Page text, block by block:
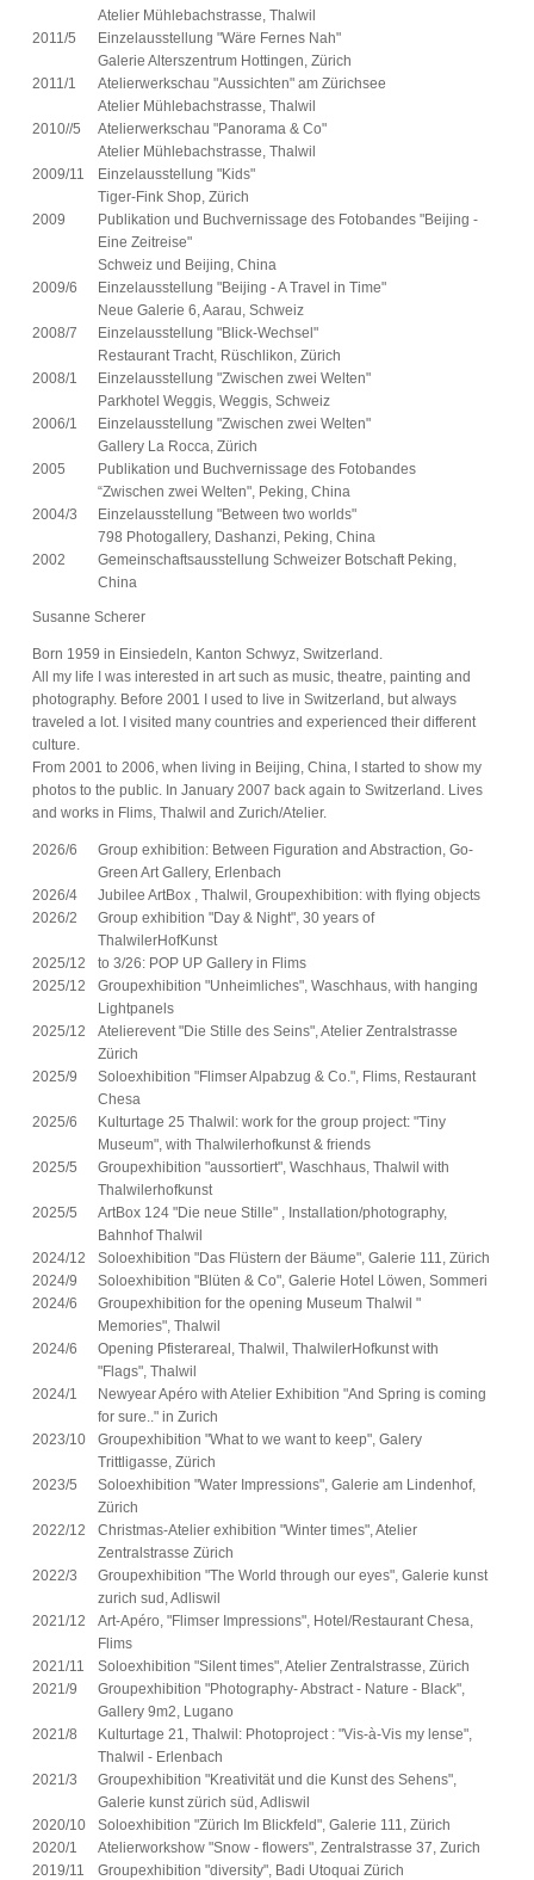
Atelier Mühlebachstrasse, Thalwil
2011/5
Einzelausstellung "Wäre Fernes Nah"
Galerie Alterszentrum Hottingen, Zürich
2011/1
Atelierwerkschau "Aussichten" am Zürichsee
Atelier Mühlebachstrasse, Thalwil
2010//5
Atelierwerkschau "Panorama & Co"
Atelier Mühlebachstrasse, Thalwil
2009/11
Einzelausstellung "Kids"
Tiger-Fink Shop, Zürich
2009
Publikation und Buchvernissage des Fotobandes "Beijing -
Eine Zeitreise"
Schweiz und Beijing, China
2009/6
Einzelausstellung "Beijing - A Travel in Time"
Neue Galerie 6, Aarau, Schweiz
2008/7
Einzelausstellung "Blick-Wechsel"
Restaurant Tracht, Rüschlikon, Zürich
2008/1
Einzelausstellung "Zwischen zwei Welten"
Parkhotel Weggis, Weggis, Schweiz
2006/1
Einzelausstellung "Zwischen zwei Welten"
Gallery La Rocca, Zürich
2005
Publikation und Buchvernissage des Fotobandes
“Zwischen zwei Welten", Peking, China
2004/3
Einzelausstellung "Between two worlds"
798 Photogallery, Dashanzi, Peking, China
2002
Gemeinschaftsausstellung Schweizer Botschaft Peking,
China
Susanne Scherer
Born 1959 in Einsiedeln, Kanton Schwyz, Switzerland.
All my life I was interested in art such as music, theatre, painting and
photography. Before 2001 I used to live in Switzerland, but always
traveled a lot. I visited many countries and experienced their different
culture.
From 2001 to 2006, when living in Beijing, China, I started to show my
photos to the public. In January 2007 back again to Switzerland. Lives
and works in Flims, Thalwil and Zurich/Atelier.
2026/6
Group exhibition: Between Figuration and Abstraction, Go-
Green Art Gallery, Erlenbach
2026/4
Jubilee ArtBox , Thalwil, Groupexhibition: with flying objects
2026/2
Group exhibition "Day & Night", 30 years of
ThalwilerHofKunst
2025/12
to 3/26: POP UP Gallery in Flims
2025/12
Groupexhibition "Unheimliches", Waschhaus, with hanging
Lightpanels
2025/12
Atelierevent "Die Stille des Seins", Atelier Zentralstrasse
Zürich
2025/9
Soloexhibition "Flimser Alpabzug & Co.", Flims, Restaurant
Chesa
2025/6
Kulturtage 25 Thalwil: work for the group project: "Tiny
Museum", with Thalwilerhofkunst & friends
2025/5
Groupexhibition "aussortiert", Waschhaus, Thalwil with
Thalwilerhofkunst
2025/5
ArtBox 124 "Die neue Stille" , Installation/photography,
Bahnhof Thalwil
2024/12
Soloexhibition "Das Flüstern der Bäume", Galerie 111, Zürich
2024/9
Soloexhibition "Blüten & Co", Galerie Hotel Löwen, Sommeri
2024/6
Groupexhibition for the opening Museum Thalwil "
Memories", Thalwil
2024/6
Opening Pfisterareal, Thalwil, ThalwilerHofkunst with
"Flags", Thalwil
2024/1
Newyear Apéro with Atelier Exhibition "And Spring is coming
for sure.." in Zurich
2023/10
Groupexhibition "What to we want to keep", Galery
Trittligasse, Zürich
2023/5
Soloexhibition "Water Impressions", Galerie am Lindenhof,
Zürich
2022/12
Christmas-Atelier exhibition "Winter times", Atelier
Zentralstrasse Zürich
2022/3
Groupexhibition "The World through our eyes", Galerie kunst
zurich sud, Adliswil
2021/12
Art-Apéro, "Flimser Impressions", Hotel/Restaurant Chesa,
Flims
2021/11
Soloexhibition "Silent times", Atelier Zentralstrasse, Zürich
2021/9
Groupexhibition "Photography- Abstract - Nature - Black",
Gallery 9m2, Lugano
2021/8
Kulturtage 21, Thalwil: Photoproject : "Vis-à-Vis my lense",
Thalwil - Erlenbach
2021/3
Groupexhibition "Kreativität und die Kunst des Sehens",
Galerie kunst zürich süd, Adliswil
2020/10
Soloexhibition "Zürich Im Blickfeld", Galerie 111, Zürich
2020/1
Atelierworkshow "Snow - flowers", Zentralstrasse 37, Zurich
2019/11
Groupexhibition "diversity", Badi Utoquai Zürich